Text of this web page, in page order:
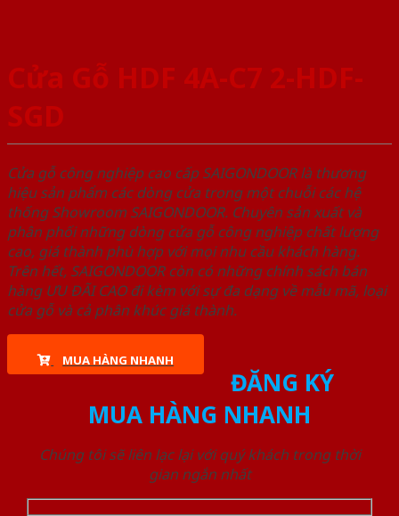
Cửa Gỗ HDF 4A-C7 2-HDF-
SGD
Cửa gỗ công nghiệp cao cấp SAIGONDOOR là thương
hiệu sản phẩm các dòng cửa trong một chuỗi các hệ
thống Showroom SAIGONDOOR. Chuyên sản xuất và
phân phối những dòng cửa gỗ công nghiệp chất lượng
cao, giá thành phù hợp với mọi nhu cầu khách hàng.
Trên hết, SAIGONDOOR còn có những chính sách bán
hàng ƯU ĐÃI CAO đi kèm với sự đa dạng về mẫu mã, loại
cửa gỗ và cả phân khúc giá thành.
MUA HÀNG NHANH
ĐĂNG KÝ
MUA HÀNG NHANH
Chúng tôi sẽ liên lạc lại với quý khách trong thời
gian ngắn nhất